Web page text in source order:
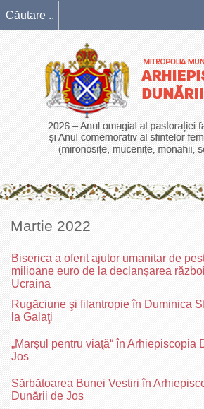
Martie 2022
Biserica a oferit ajutor umanitar de
milioane euro de la declanșarea
Ucraina
Rugăciune şi filantropie în Duminica
la Galaţi
„Marşul pentru viaţă“ în Arhiepiscopia
Jos
Sărbătoarea Bunei Vestiri în
Dunării de Jos